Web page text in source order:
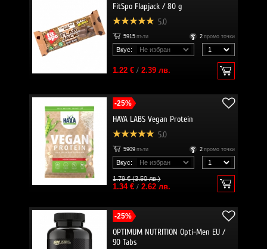
FitSpo Flapjack / 80 g
5.0
5915 пъти 2 промо точки
Вкус:
1.22 €/ 2.39 лв.
-25%
HAYA LABS Vegan Protein
5.0
5909 пъти 2 промо точки
Вкус:
1.79 € (3.50 лв.)
1.34 €/ 2.62 лв.
-25%
OPTIMUM NUTRITION Opti-Men EU /
90 Tabs